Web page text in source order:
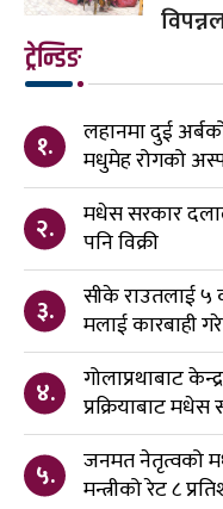
ट्रेन्डिङ
१.
लहानमा दुई
मधुमेह रोगको
२.
मधेस सरकार
पनि विक्री
३.
सीके राउतलाई ५
मलाई कारबाही
४.
गोलाप्रथाबाट
प्रक्रियाबाट
५.
जनमत नेतृत्वको
मन्त्रीको रेट ८